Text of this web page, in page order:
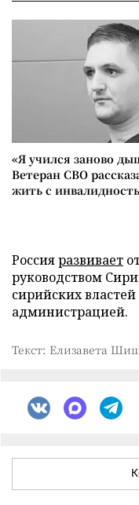
«Я учился заново
Ветеран СВО
жить с
Россияразвивает
руководством
сирийских
администрацией.
Текст: Елизавета